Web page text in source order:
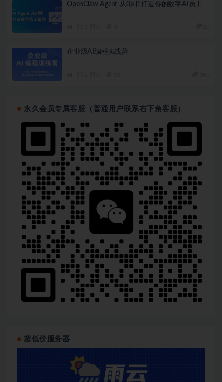
OpenClaw Agent 从0到1打造你的数字AI员工
企业级AI编程实战营
永久会员专属客服（普通用户联系右下角客服）
超低价服务器